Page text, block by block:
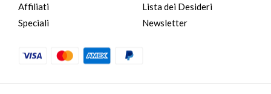
Affiliati
Speciali
Lista dei Desideri
Newsletter